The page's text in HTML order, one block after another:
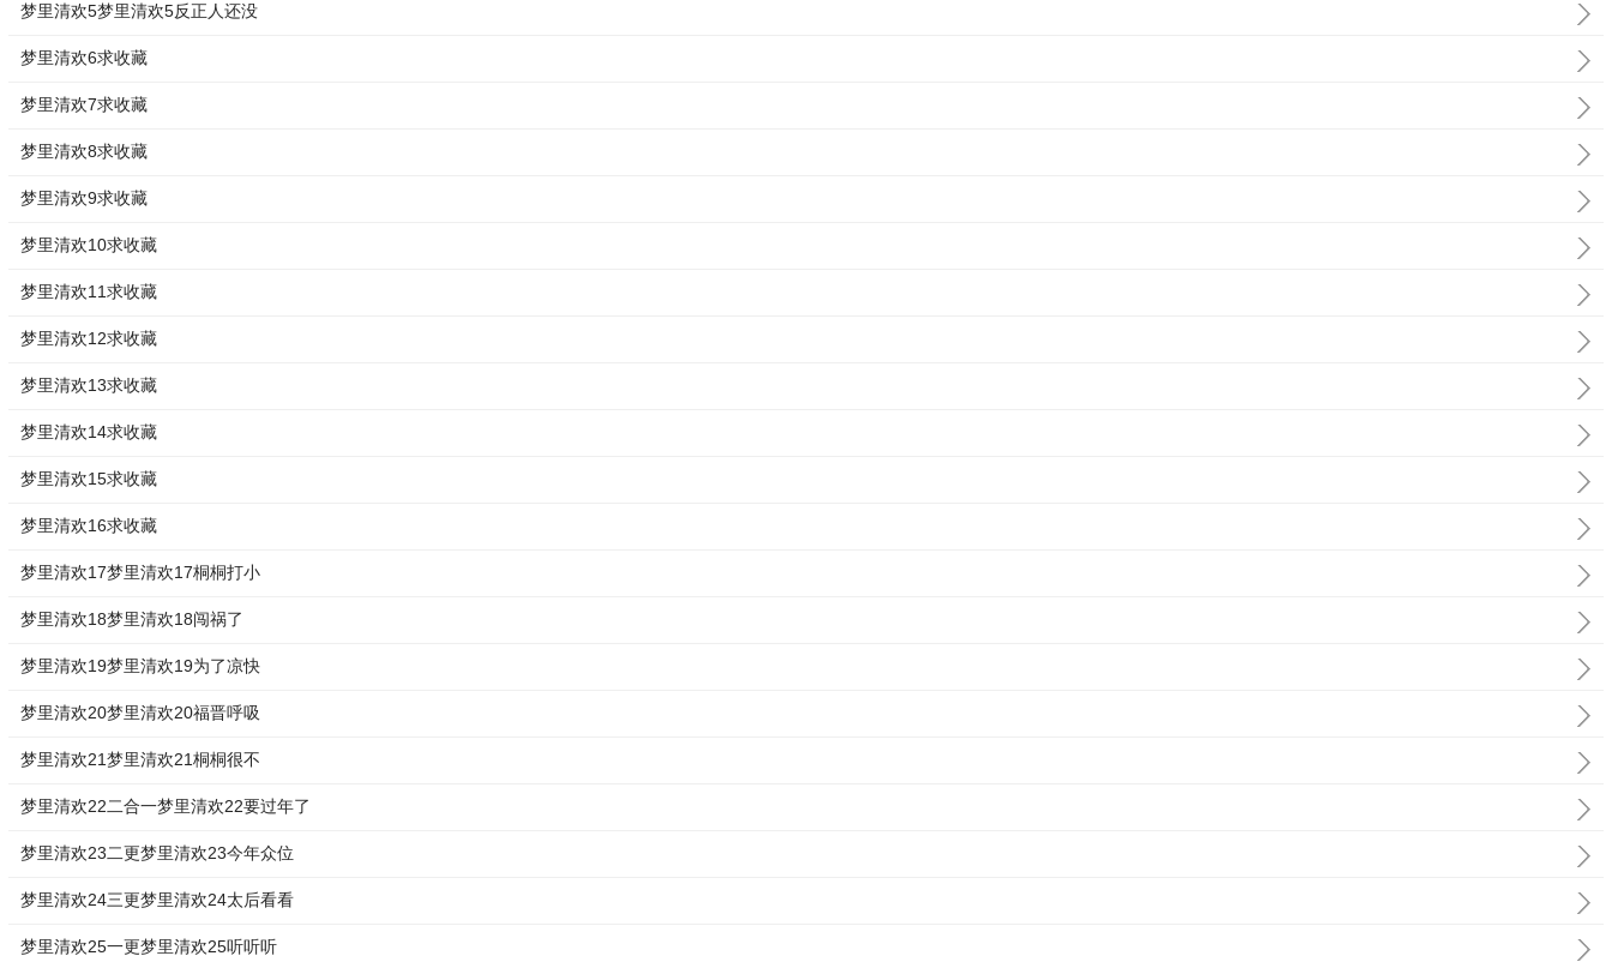
梦里清欢5梦里清欢5反正人还没
梦里清欢6求收藏
梦里清欢7求收藏
梦里清欢8求收藏
梦里清欢9求收藏
梦里清欢10求收藏
梦里清欢11求收藏
梦里清欢12求收藏
梦里清欢13求收藏
梦里清欢14求收藏
梦里清欢15求收藏
梦里清欢16求收藏
梦里清欢17梦里清欢17桐桐打小
梦里清欢18梦里清欢18闯祸了
梦里清欢19梦里清欢19为了凉快
梦里清欢20梦里清欢20福晋呼吸
梦里清欢21梦里清欢21桐桐很不
梦里清欢22二合一梦里清欢22要过年了
梦里清欢23二更梦里清欢23今年众位
梦里清欢24三更梦里清欢24太后看看
梦里清欢25一更梦里清欢25听听听